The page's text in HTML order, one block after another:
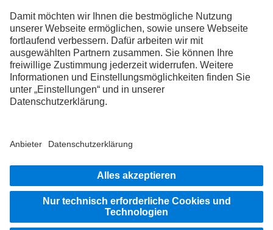
LANGUAGE
DE
FR IT
Anbieter
Datenschutz
Rechtliche Hinweise
Weitere Datenschutzhinweise